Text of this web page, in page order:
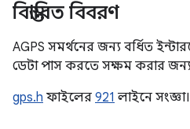
বিস্তারিত বিবরণ
AGPS সমর্থনের জন্য বর্ধিত
ডেটা পাস করতে সক্ষম করার জন্য
gps.h ফাইলের 921 লাইনে সংজ্ঞা।